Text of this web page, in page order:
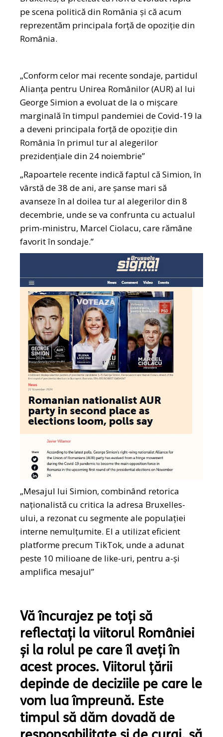
pe scena politică din România și că acum
reprezentăm principala forță de opoziție din
România.
„Conform celor mai recente sondaje, partidul
Alianța pentru Unirea Românilor (AUR) al lui
George Simion a evoluat de la o mișcare
marginală în timpul pandemiei de Covid-19 la
a deveni principala forță de opoziție din
România în primul tur al alegerilor
prezidențiale din 24 noiembrie”
„Rapoartele recente indică faptul că Simion, în
vârstă de 38 de ani, are șanse mari să
avanseze în al doilea tur al alegerilor din 8
decembrie, unde se va confrunta cu actualul
prim-ministru, Marcel Ciolacu, care rămâne
favorit în sondaje.”
„Mesajul lui Simion, combinând retorica
naționalistă cu critica la adresa Bruxelles-
ului, a rezonat cu segmente ale populației
interne nemulțumite. El a utilizat eficient
platforme precum TikTok, unde a adunat
peste 10 milioane de like-uri, pentru a-și
amplifica mesajul”
Vă încurajez pe toți să
reflectați la viitorul României
și la rolul pe care îl aveți în
acest proces. Viitorul țării
depinde de deciziile pe care le
vom lua împreună. Este
timpul să dăm dovadă de